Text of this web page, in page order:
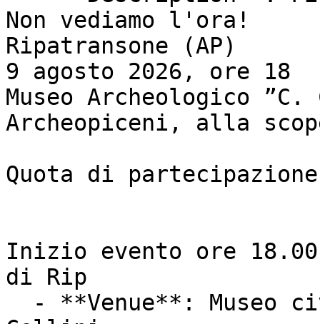
Non vediamo l'ora!
Ripatransone (AP)
9 agosto 2026, ore 18
Museo Archeologico
Archeopiceni, alla
Quota di
Inizio evento ore 18.00
di Rip